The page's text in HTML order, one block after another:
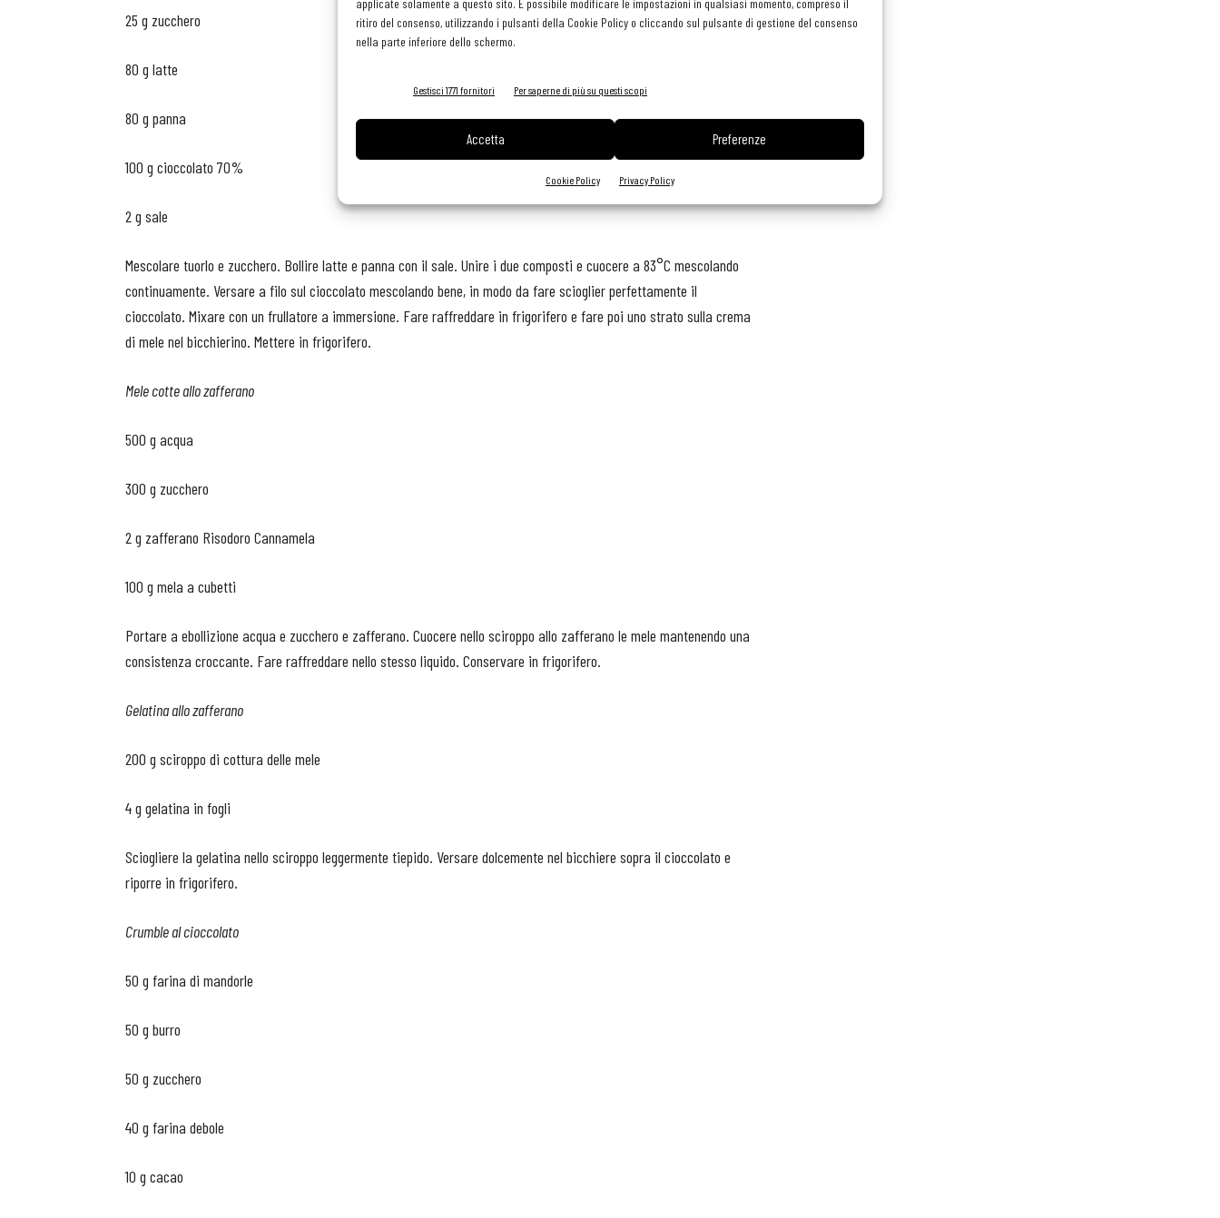
applicate solamente a questo sito. È possibile modificare le impostazioni in qualsiasi momento, compreso il
ritiro del consenso, utilizzando i pulsanti della Cookie Policy o cliccando sul pulsante di gestione del consenso
nella parte inferiore dello schermo.
Gestisci 1771 fornitori Per saperne di più su questi scopi
Accetta Preferenze
Cookie Policy Privacy Policy
25 g zucchero
80 g latte
80 g panna
100 g cioccolato 70%
2 g sale
Mescolare tuorlo e zucchero. Bollire latte e panna con il sale. Unire i due composti e cuocere a 83°C mescolando
continuamente. Versare a filo sul cioccolato mescolando bene, in modo da fare scioglier perfettamente il
cioccolato. Mixare con un frullatore a immersione. Fare raffreddare in frigorifero e fare poi uno strato sulla crema
di mele nel bicchierino. Mettere in frigorifero.
Mele cotte allo zafferano
500 g acqua
300 g zucchero
2 g zafferano Risodoro Cannamela
100 g mela a cubetti
Portare a ebollizione acqua e zucchero e zafferano. Cuocere nello sciroppo allo zafferano le mele mantenendo una
consistenza croccante. Fare raffreddare nello stesso liquido. Conservare in frigorifero.
Gelatina allo zafferano
200 g sciroppo di cottura delle mele
4 g gelatina in fogli
Sciogliere la gelatina nello sciroppo leggermente tiepido. Versare dolcemente nel bicchiere sopra il cioccolato e
riporre in frigorifero.
Crumble al cioccolato
50 g farina di mandorle
50 g burro
50 g zucchero
40 g farina debole
10 g cacao